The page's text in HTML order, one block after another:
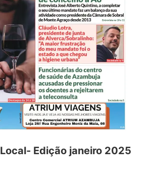
Edição janeiro 2025